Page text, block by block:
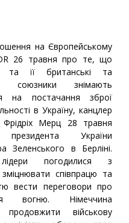
на Європейському
26 травня про те, що
та її британські та
союзники знімають
на постачання зброї
в Україну, канцлер
Фрідріх Мерц 28 травня
президента України
Зеленського в Берліні.
погодилися з
співпрацю та
вести переговори про
вогню. Німеччина
продовжити військову